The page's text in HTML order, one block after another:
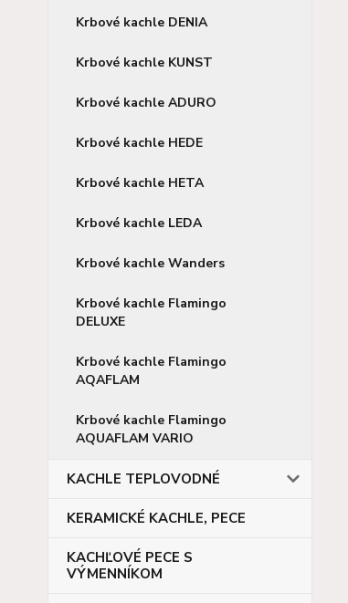
Krbové kachle DENIA
Krbové kachle KUNST
Krbové kachle ADURO
Krbové kachle HEDE
Krbové kachle HETA
Krbové kachle LEDA
Krbové kachle Wanders
Krbové kachle Flamingo
DELUXE
Krbové kachle Flamingo
AQAFLAM
Krbové kachle Flamingo
AQUAFLAM VARIO
KACHLE TEPLOVODNÉ
KERAMICKÉ KACHLE, PECE
KACHĽOVÉ PECE S
VÝMENNÍKOM